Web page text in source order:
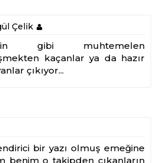
Çelik
gibi muhtemelen
kaçanlar ya da hazır
çıkıyor...
bir yazı olmuş emeğine
benim o takipden çıkanların